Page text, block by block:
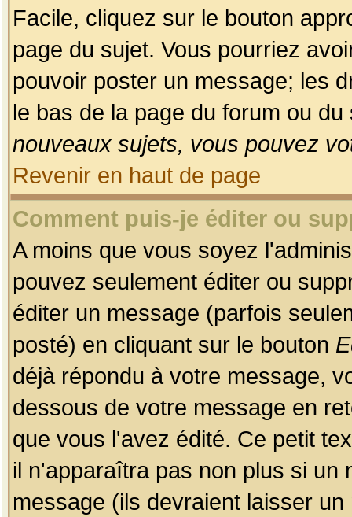
Facile, cliquez sur le bouton
page du sujet. Vous pourriez
pouvoir poster un message; les
le bas de la page du forum ou
nouveaux sujets, vous pouvez
Revenir en haut de page
Comment puis-je éditer ou
A moins que vous soyez
pouvez seulement éditer ou
éditer un message (parfois
posté) en cliquant sur le bouton
déjà répondu à votre message,
dessous de votre message en
que vous l'avez édité. Ce petit
il n'apparaîtra pas non plus si un
message (ils devraient laisser